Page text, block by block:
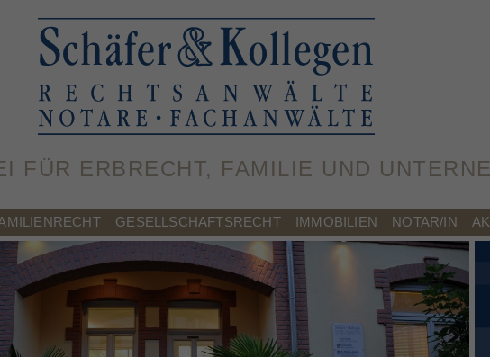
FÜR ERBRECHT, FAMILIE UND
GESELLSCHAFTSRECHT IMMOBILIEN NOTAR/IN